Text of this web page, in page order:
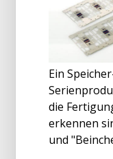
Ein
die
erkennen
und